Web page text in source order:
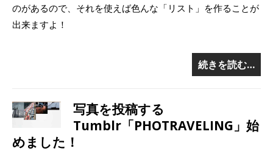
のがあるので、それを使えば色んな「リスト」を作ることが
出来ますよ！
続きを読む…
写真を投稿する
Tumblr「PHOTRAVELING」始
めました！